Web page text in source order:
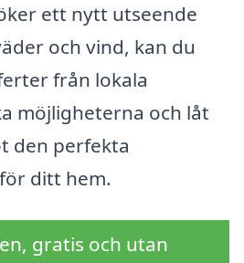
ett nytt utseende
och vind, kan du
från lokala
möjligheterna och låt
den perfekta
ditt hem.
gratis och utan